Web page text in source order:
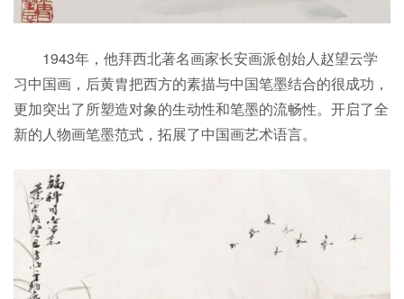
1943年，他拜西北著名画家长安画派创始人赵望云学
习中国画，后黄胄把西方的素描与中国笔墨结合的很成功，
更加突出了所塑造对象的生动性和笔墨的流畅性。开启了全
新的人物画笔墨范式，拓展了中国画艺术语言。